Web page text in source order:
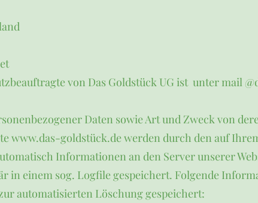
von Das Goldstück UG ist unter mail
Daten sowie Art und Zweck von
www.das-goldstück.de werden durch den auf
Informationen an den Server unserer
in einem sog. Logfile gespeichert. Folgende
automatisierten Löschung gespeichert: